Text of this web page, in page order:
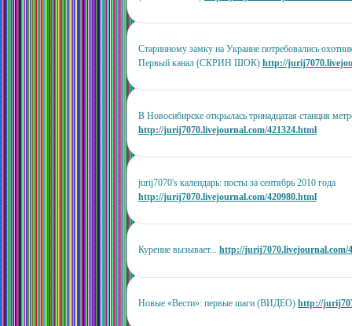
Старинному замку на Украине потребовались
Первый канал (СКРИН ШОК) http://
В Новосибирске открылась тринадцатая станция
http://jurij7070.livejournal.com/421324.html
jurij7070's календарь: посты за сентябрь 2010 года
http://jurij7070.livejournal.com/420980.html
Курение вызывает... http://jurij7070.livejournal.com/
Новые «Вести»: первые шаги (ВИДЕО) http://